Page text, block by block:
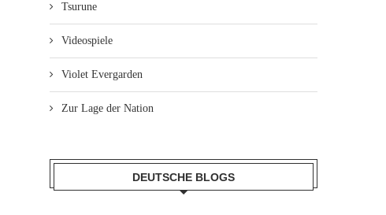
Tsurune
Videospiele
Violet Evergarden
Zur Lage der Nation
DEUTSCHE BLOGS